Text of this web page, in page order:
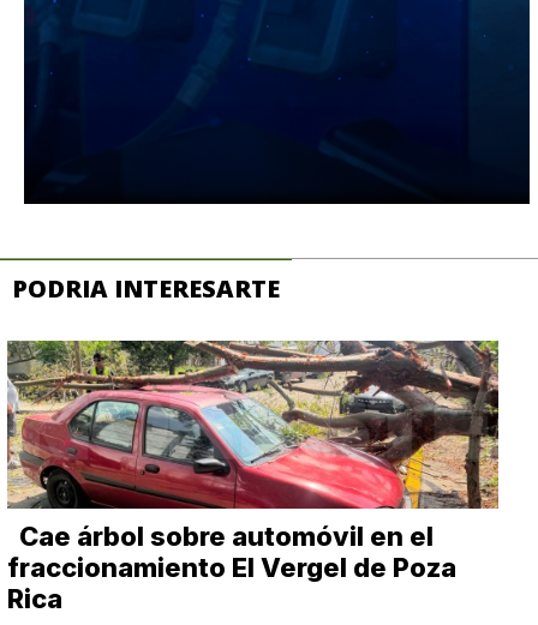
PODRIA INTERESARTE
Cae árbol sobre automóvil en el
fraccionamiento El Vergel de Poza
Rica